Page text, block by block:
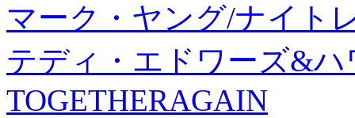
マーク・ヤング/ナイト
テディ・エドワーズ&
TOGETHERAGAIN